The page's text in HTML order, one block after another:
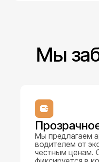
Мы
Мы предлагаем
водителем от
честным ценам.